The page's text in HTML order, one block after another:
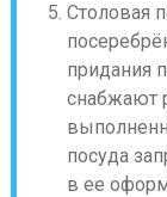
Столовая
придания
снабжают
посуда
в ее